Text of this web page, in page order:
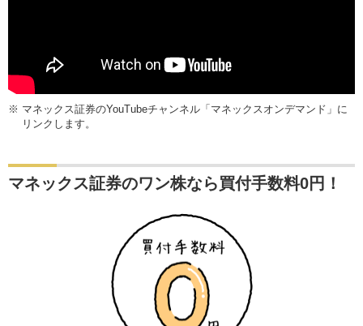
※ マネックス証券のYouTubeチャンネル「マネックスオンデマンド」に
リンクします。
マネックス証券のワン株なら買付手数料0円！